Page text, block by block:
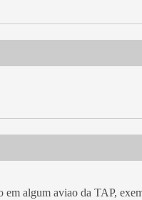
em algum aviao da TAP,